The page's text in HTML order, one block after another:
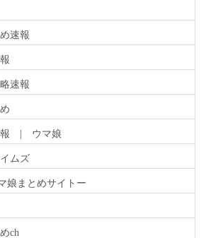
速報
速報
報 | ウマ娘
ムズ
まとめサイトー
ch